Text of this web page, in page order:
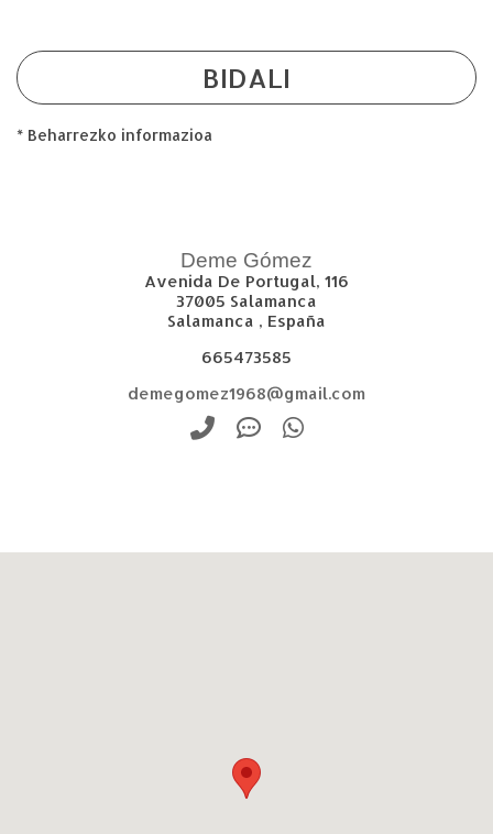
BIDALI
* Beharrezko informazioa
Deme Gómez
Avenida De Portugal, 116
37005 Salamanca
Salamanca , España
665473585
demegomez1968@gmail.com